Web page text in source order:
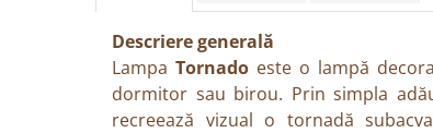
Descriere generală
Lampa Tornado este o lampă
dormitor sau birou. Prin simpla
recreează vizual o tornadă